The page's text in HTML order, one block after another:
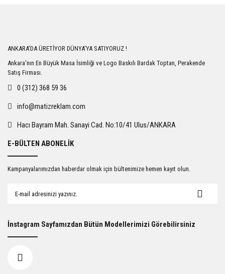
ANKARA'DA ÜRETİYOR DÜNYA'YA SATIYORUZ !
Ankara'nın En Büyük Masa İsimliği ve Logo Baskılı Bardak Toptan, Perakende
Satış Firması.
0 (312) 368 59 36
info@matizreklam.com
Hacı Bayram Mah. Sanayi Cad. No:10/41 Ulus/ANKARA
E-BÜLTEN ABONELİK
Kampanyalarımızdan haberdar olmak için bültenimize hemen kayıt olun.
İnstagram Sayfamızdan Bütün Modellerimizi Görebilirsiniz